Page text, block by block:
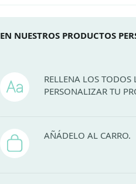
EN NUESTROS PRODUCTOS
RELLENA LOS
PERSONALIZAR TU
AÑÁDELO AL CARRO.